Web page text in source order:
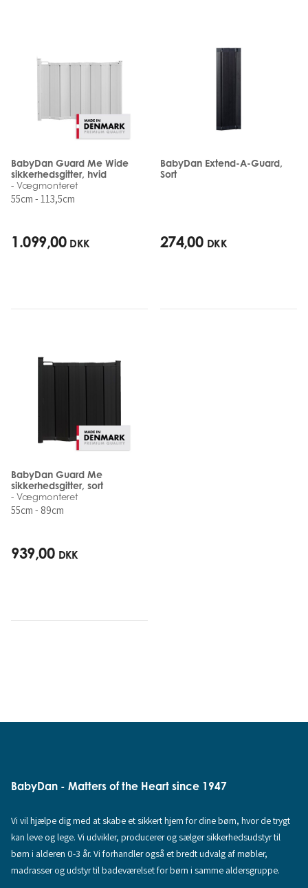
BabyDan Guard Me Wide
sikkerhedsgitter, hvid
- Vægmonteret
55cm - 113,5cm
1.099,00 DKK
BabyDan Extend-A-Guard,
Sort
274,00 DKK
BabyDan Guard Me
sikkerhedsgitter, sort
- Vægmonteret
55cm - 89cm
939,00 DKK
BabyDan - Matters of the Heart since 1947
Vi vil hjælpe dig med at skabe et sikkert hjem for dine børn, hvor de trygt
kan leve og lege. Vi udvikler, producerer og sælger sikkerhedsudstyr til
børn i alderen 0-3 år. Vi forhandler også et bredt udvalg af møbler,
madrasser og udstyr til badeværelset for børn i samme aldersgruppe.